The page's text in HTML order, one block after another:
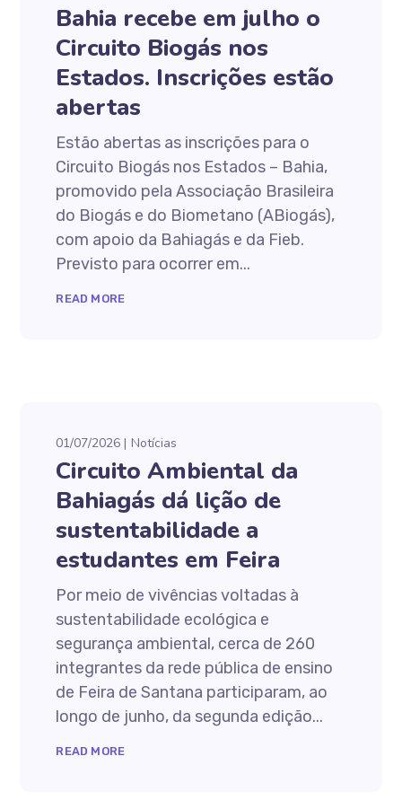
Bahia recebe em julho o
Circuito Biogás nos
Estados. Inscrições estão
abertas
Estão abertas as inscrições para o
Circuito Biogás nos Estados – Bahia,
promovido pela Associação Brasileira
do Biogás e do Biometano (ABiogás),
com apoio da Bahiagás e da Fieb.
Previsto para ocorrer em...
READ MORE
01/07/2026 Notícias
Circuito Ambiental da
Bahiagás dá lição de
sustentabilidade a
estudantes em Feira
Por meio de vivências voltadas à
sustentabilidade ecológica e
segurança ambiental, cerca de 260
integrantes da rede pública de ensino
de Feira de Santana participaram, ao
longo de junho, da segunda edição...
READ MORE